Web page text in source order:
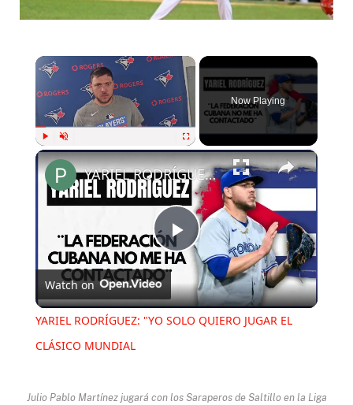
×
Play Unmute Fullscreen
Now Playing
×
Play
Video
YARIEL RODRÍGUEZ: "YO SOLO QUIERO JUGAR EL CLÁSICO MUNDIAL
Watch on
YARIEL RODRÍGUEZ: "YO SOLO QUIERO JUGAR EL
CLÁSICO MUNDIAL
Julio Pablo Martínez jugará con los Saraperos de Saltillo en la Liga